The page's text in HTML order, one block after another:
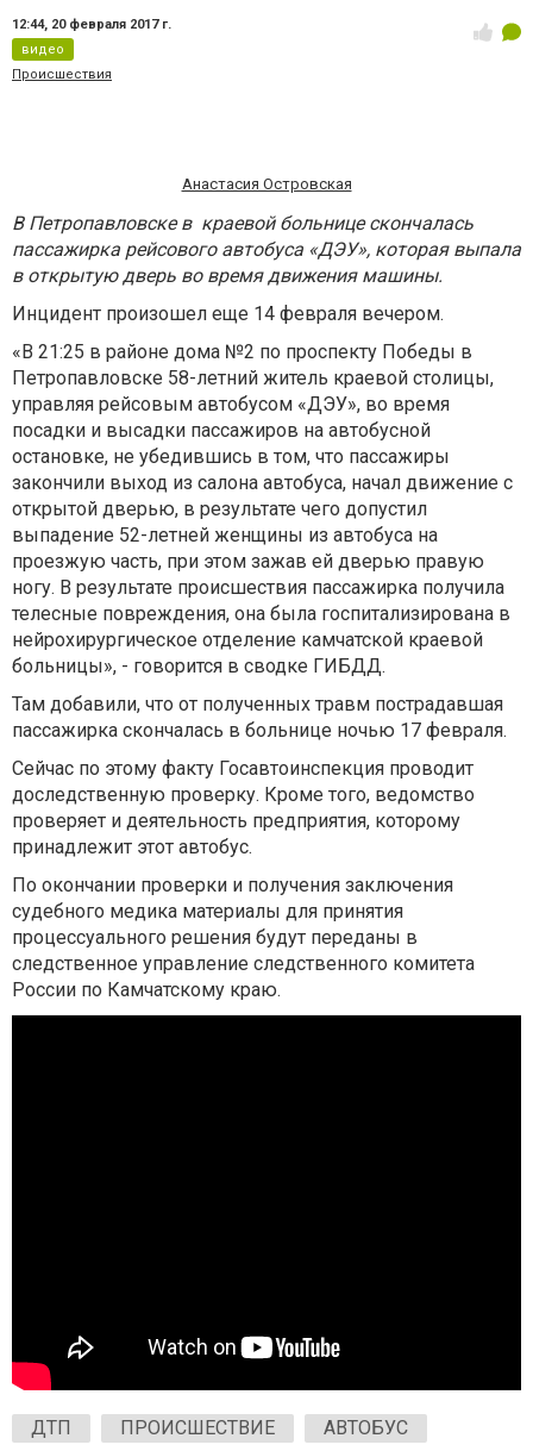
12:44, 20 февраля 2017 г.
видео
Происшествия
Анастасия Островская
В Петропавловске в краевой больнице скончалась
пассажирка рейсового автобуса «ДЭУ», которая выпала
в открытую дверь во время движения машины.
Инцидент произошел еще 14 февраля вечером.
«В 21:25 в районе дома №2 по проспекту Победы в
Петропавловске 58-летний житель краевой столицы,
управляя рейсовым автобусом «ДЭУ», во время
посадки и высадки пассажиров на автобусной
остановке, не убедившись в том, что пассажиры
закончили выход из салона автобуса, начал движение с
открытой дверью, в результате чего допустил
выпадение 52-летней женщины из автобуса на
проезжую часть, при этом зажав ей дверью правую
ногу. В результате происшествия пассажирка получила
телесные повреждения, она была госпитализирована в
нейрохирургическое отделение камчатской краевой
больницы», - говорится в сводке ГИБДД.
Там добавили, что от полученных травм пострадавшая
пассажирка скончалась в больнице ночью 17 февраля.
Сейчас по этому факту Госавтоинспекция проводит
доследственную проверку. Кроме того, ведомство
проверяет и деятельность предприятия, которому
принадлежит этот автобус.
По окончании проверки и получения заключения
судебного медика материалы для принятия
процессуального решения будут переданы в
следственное управление следственного комитета
России по Камчатскому краю.
ДТП ПРОИСШЕСТВИЕ АВТОБУС